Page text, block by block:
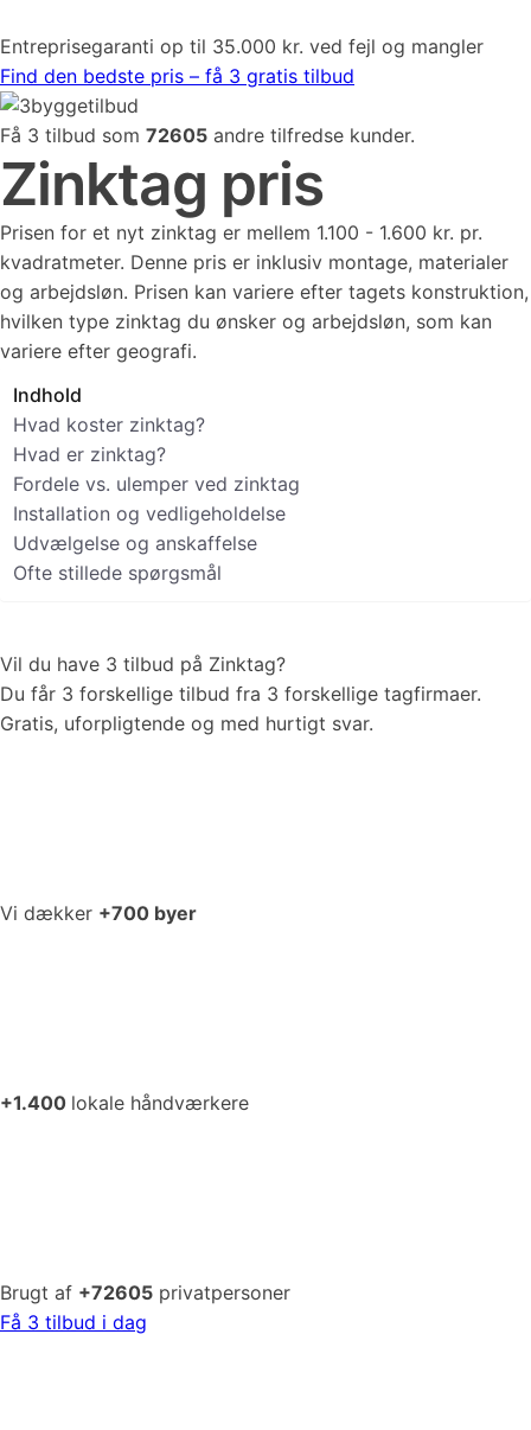
Entreprisegaranti op til 35.000 kr. ved fejl og mangler
Find den bedste pris – få 3 gratis tilbud
Få 3 tilbud som 72605 andre tilfredse kunder.
Zinktag pris
Prisen for et nyt zinktag er mellem 1.100 - 1.600 kr. pr.
kvadratmeter. Denne pris er inklusiv montage, materialer
og arbejdsløn. Prisen kan variere efter tagets konstruktion,
hvilken type zinktag du ønsker og arbejdsløn, som kan
variere efter geografi.
Indhold
Hvad koster zinktag?
Hvad er zinktag?
Fordele vs. ulemper ved zinktag
Installation og vedligeholdelse
Udvælgelse og anskaffelse
Ofte stillede spørgsmål
Vil du have 3 tilbud på Zinktag?
Du får 3 forskellige tilbud fra 3 forskellige tagfirmaer.
Gratis, uforpligtende og med hurtigt svar.
Vi dækker +700 byer
+1.400 lokale håndværkere
Brugt af +72605 privatpersoner
Få 3 tilbud i dag